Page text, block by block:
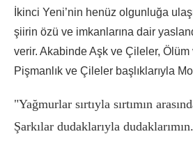
İkinci Yeni’nin henüz olgunluğa
şiirin özü ve imkanlarına dair
verir. Akabinde Aşk ve Çileler, Ölüm
Pişmanlık ve Çileler başlıklarıyla
"Yağmurlar sırtıyla sırtımın
Şarkılar dudaklarıyla dudaklarımın.